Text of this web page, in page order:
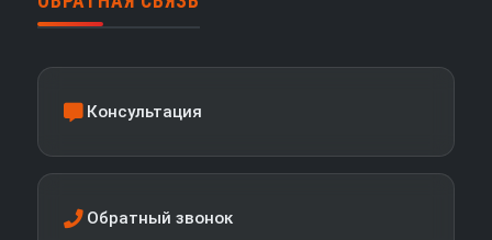
Консультация
Обратный звонок